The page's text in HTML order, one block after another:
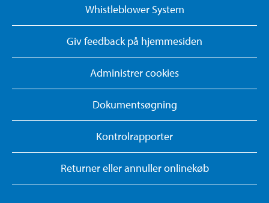
Whistleblower System
Giv feedback på hjemmesiden
Administrer cookies
Dokumentsøgning
Kontrolrapporter
Returner eller annuller onlinekøb